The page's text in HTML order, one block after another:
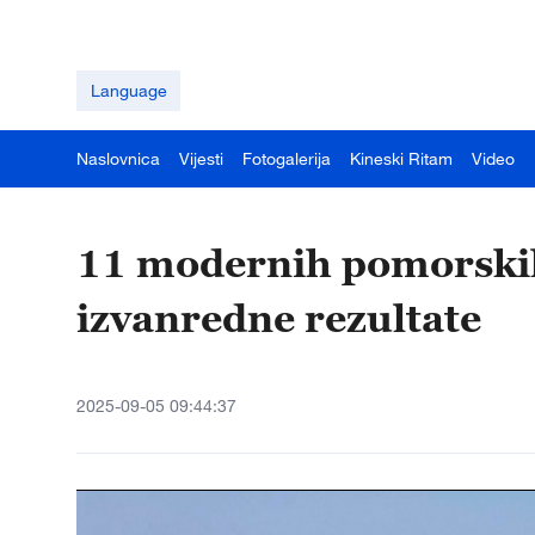
Language
Naslovnica Vijesti Fotogalerija Kineski Ritam Video
11 modernih
izvanredne rezultate
2025-09-05 09:44:37